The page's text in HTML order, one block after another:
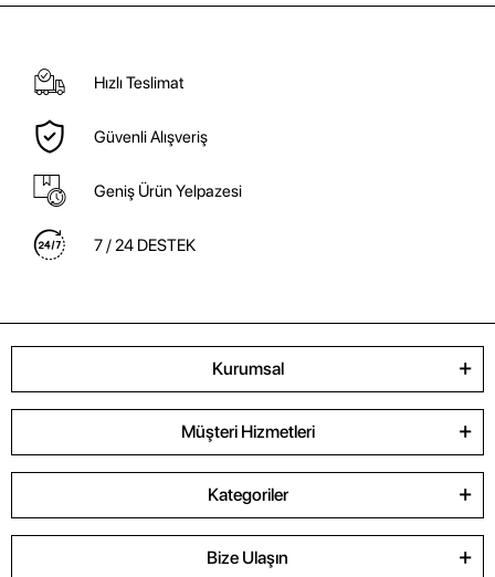
Hızlı Teslimat
Güvenli Alışveriş
Geniş Ürün Yelpazesi
7 / 24 DESTEK
Kurumsal
Müşteri Hizmetleri
Kategoriler
Bize Ulaşın